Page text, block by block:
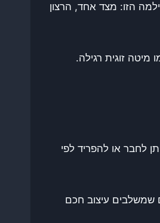
הזו: מצד אחד, הרצון
זוגית רגילה.
לחבר או להפריד לפי
שמשלבים עיצוב חכם